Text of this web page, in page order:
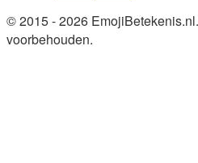
© 2015 - 2026
voorbehouden.